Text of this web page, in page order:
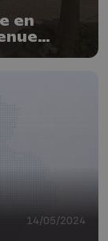
en
14/05/2024